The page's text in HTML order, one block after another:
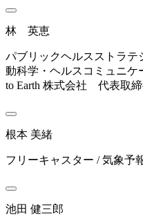
林 英恵
パブリックヘルスストラテ
動科学・ヘルスコミュニケ
to Earth 株式会社 代表取
根本 美緒
フリーキャスター / 気象予
池田 健三郎